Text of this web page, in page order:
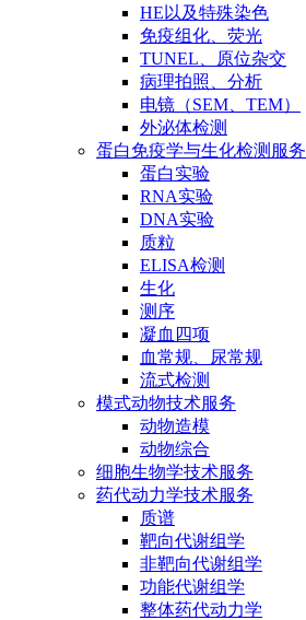
HE以及特殊染色
免疫组化、荧光
TUNEL、原位杂交
病理拍照、分析
电镜（SEM、TEM）
外泌体检测
蛋白免疫学与生化检测服务
蛋白实验
RNA实验
DNA实验
质粒
ELISA检测
生化
测序
凝血四项
血常规、尿常规
流式检测
模式动物技术服务
动物造模
动物综合
细胞生物学技术服务
药代动力学技术服务
质谱
靶向代谢组学
非靶向代谢组学
功能代谢组学
整体药代动力学